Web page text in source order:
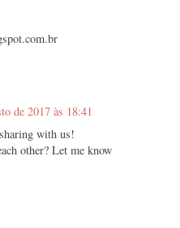
de 2017 às 18:41
with us!
other? Let me know